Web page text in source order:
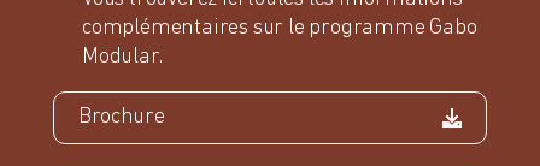
complémentaires sur le programme Gabo
Modular.
Brochure